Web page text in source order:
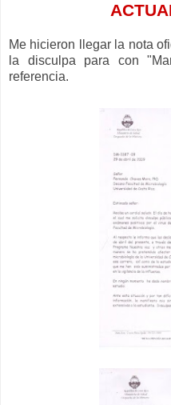
Me hicieron llegar la nota
la disculpa para con
referencia.